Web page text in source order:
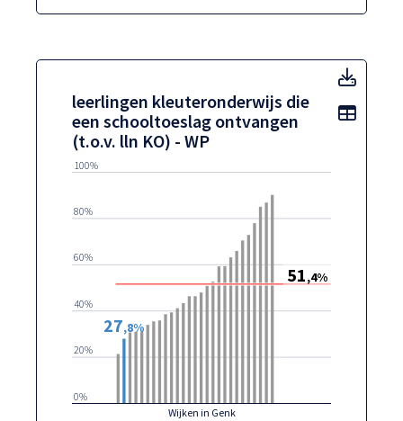
leerlingen kleuteronderwijs die
een schooltoeslag ontvangen
(t.o.v. lln KO) - WP
Wijken in Genk
0%
20%
40%
60%
80%
100%
27,8%
51,4%
Toon